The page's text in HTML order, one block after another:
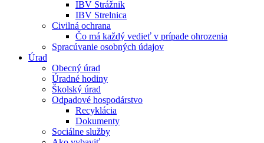
IBV Strážnik
IBV Strelnica
Civilná ochrana
Čo má každý vedieť v prípade ohrozenia
Spracúvanie osobných údajov
Úrad
Obecný úrad
Úradné hodiny
Školský úrad
Odpadové hospodárstvo
Recyklácia
Dokumenty
Sociálne služby